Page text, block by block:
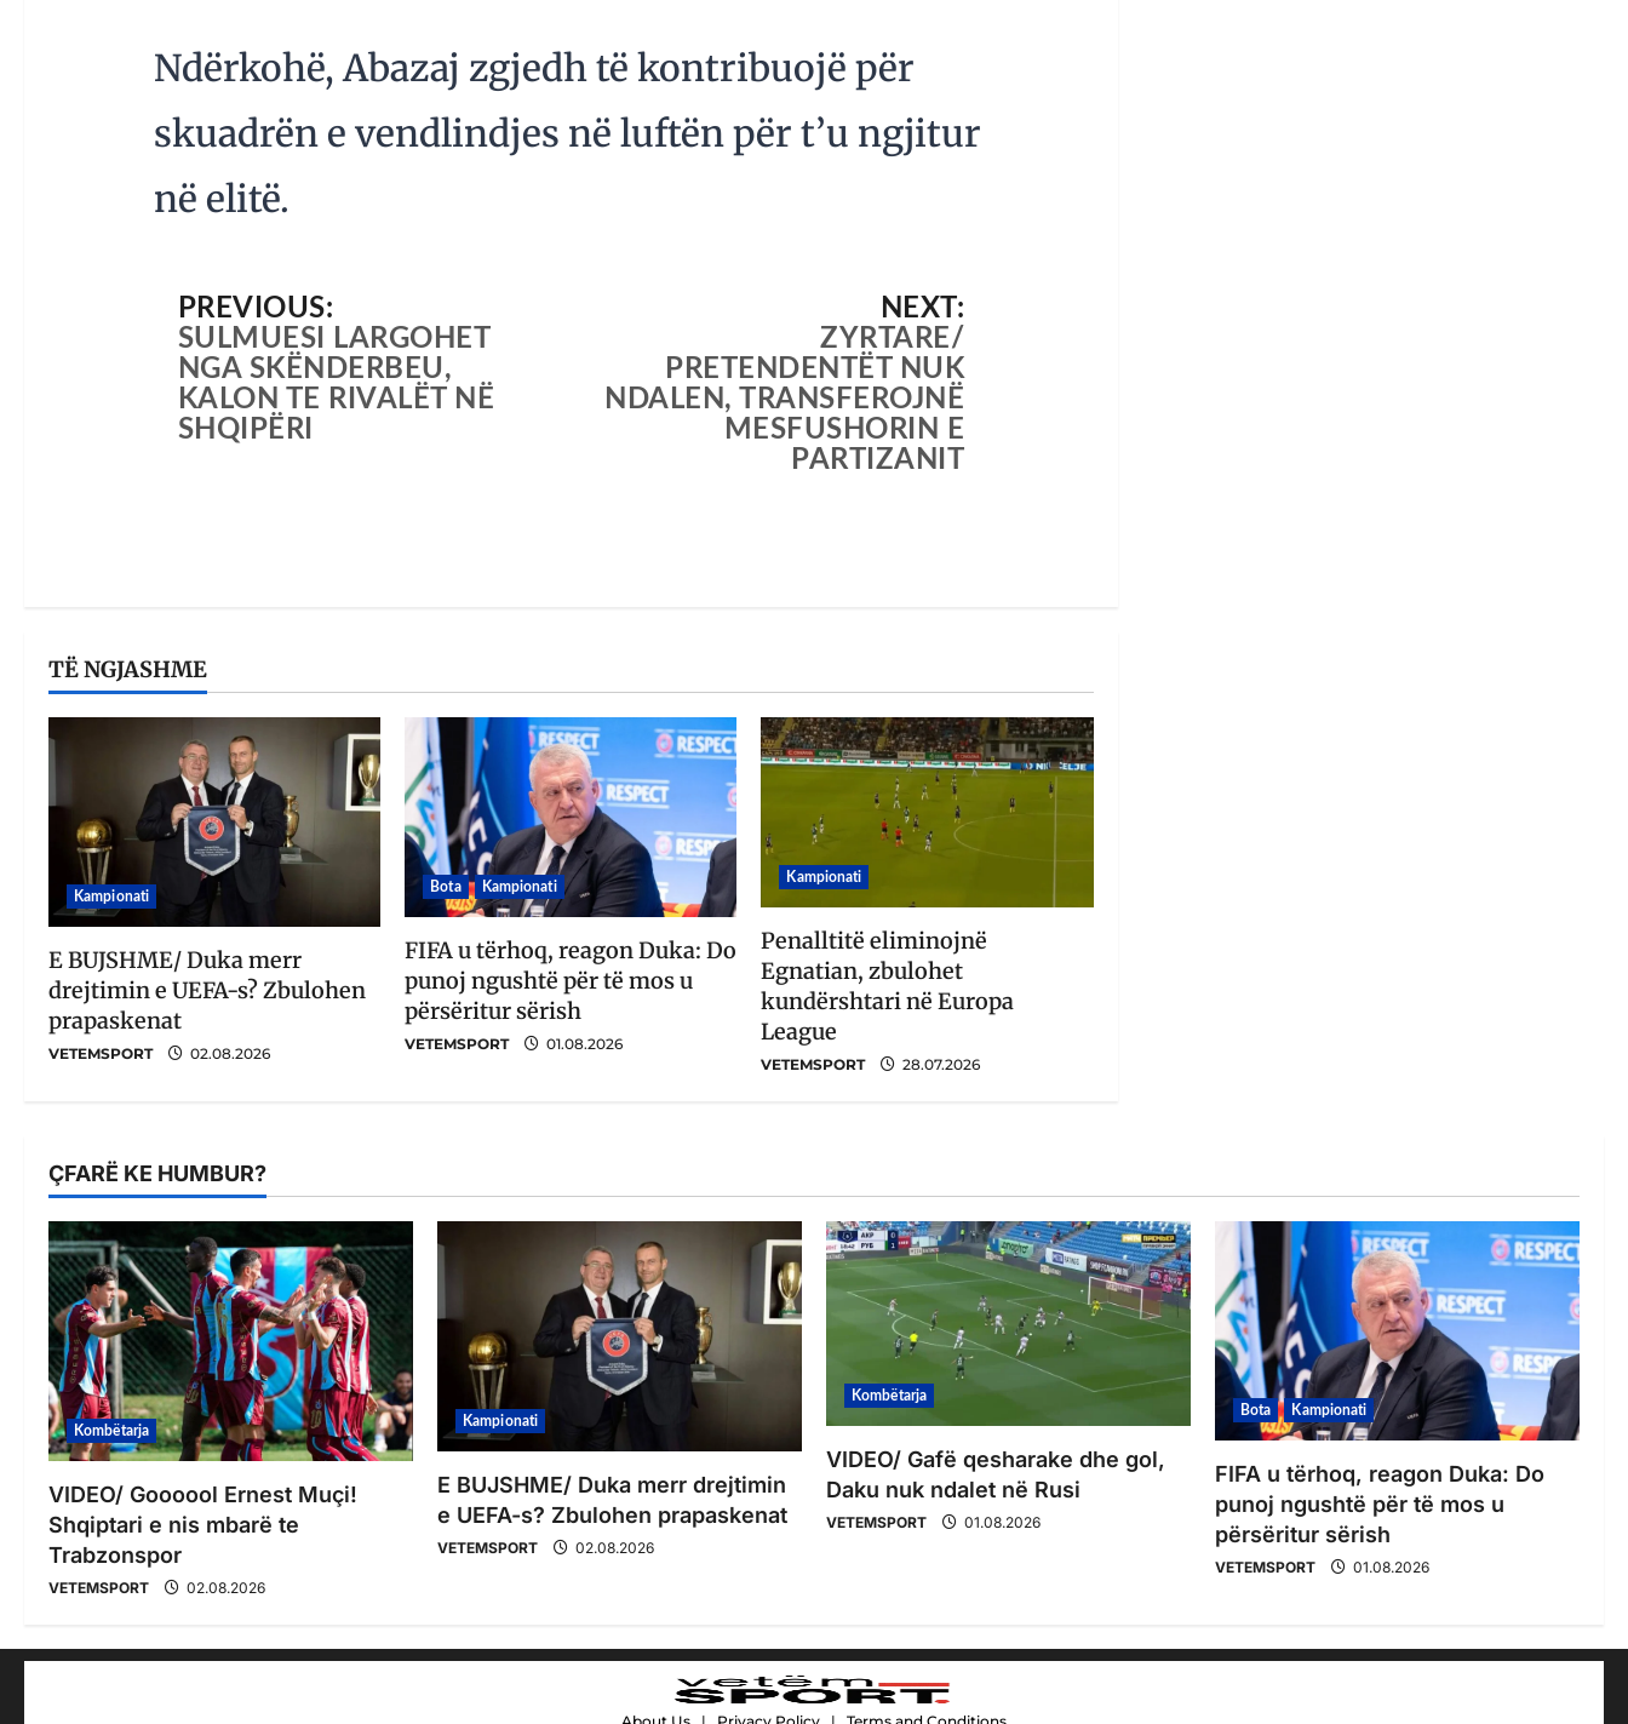
Ndërkohë, Abazaj zgjedh të kontribuojë për
skuadrën e vendlindjes në luftën për t’u ngjitur
në elitë.
PREVIOUS:
SULMUESI LARGOHET
NGA SKËNDERBEU,
KALON TE RIVALËT NË
SHQIPËRI
NEXT:
ZYRTARE/
PRETENDENTËT NUK
NDALEN, TRANSFEROJNË
MESFUSHORIN E
PARTIZANIT
TË NGJASHME
Kampionati
E BUJSHME/ Duka merr
drejtimin e UEFA-s? Zbulohen
prapaskenat
VETEMSPORT 02.08.2026
Bota Kampionati
FIFA u tërhoq, reagon Duka: Do
punoj ngushtë për të mos u
përsëritur sërish
VETEMSPORT 01.08.2026
Kampionati
Penalltitë eliminojnë
Egnatian, zbulohet
kundërshtari në Europa
League
VETEMSPORT 28.07.2026
ÇFARË KE HUMBUR?
Kombëtarja
VIDEO/ Goooool Ernest Muçi!
Shqiptari e nis mbarë te
Trabzonspor
VETEMSPORT 02.08.2026
Kampionati
E BUJSHME/ Duka merr drejtimin
e UEFA-s? Zbulohen prapaskenat
VETEMSPORT 02.08.2026
Kombëtarja
VIDEO/ Gafë qesharake dhe gol,
Daku nuk ndalet në Rusi
VETEMSPORT 01.08.2026
Bota Kampionati
FIFA u tërhoq, reagon Duka: Do
punoj ngushtë për të mos u
përsëritur sërish
VETEMSPORT 01.08.2026